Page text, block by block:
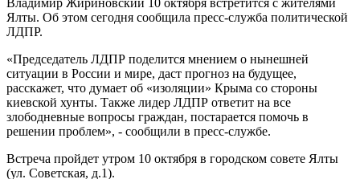
Ялты. Об этом сегодня сообщила пресс-служба политической
ЛДПР.
«Председатель ЛДПР поделится мнением о нынешней
ситуации в России и мире, даст прогноз на будущее,
расскажет, что думает об «изоляции» Крыма со стороны
киевской хунты. Также лидер ЛДПР ответит на все
злободневные вопросы граждан, постарается помочь в
решении проблем», - сообщили в пресс-службе.
Встреча пройдет утром 10 октября в городском совете Ялты
(ул. Советская, д.1).